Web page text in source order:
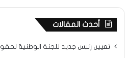
أحدث المقالات
تعيين رئيس جديد للجنة الوطنية